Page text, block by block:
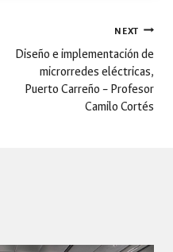
NEXT
Diseño e implementación de
microrredes eléctricas,
Puerto Carreño – Profesor
Camilo Cortés